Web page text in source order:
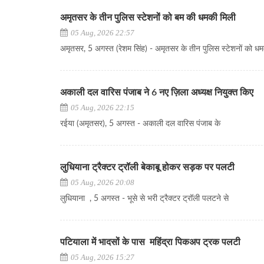
अमृतसर के तीन पुलिस स्टेशनों को बम की धमकी मिली
05 Aug, 2026 22:57
अमृतसर, 5 अगस्त (रेशम सिंह) - अमृतसर के तीन पुलिस स्टेशनों को
अकाली दल वारिस पंजाब ने 6 नए ज़िला अध्यक्ष नियुक्त किए
05 Aug, 2026 22:15
रईया (अमृतसर), 5 अगस्त - अकाली दल वारिस पंजाब के
लुधियाना ट्रैक्टर ट्रॉली बेकाबू होकर सड़क पर पलटी
05 Aug, 2026 20:08
लुधियाना , 5 अगस्त - भूसे से भरी ट्रैक्टर ट्रॉली पलटने से
पटियाला में भादसों के पास महिंद्रा पिकअप ट्रक पलटी
05 Aug, 2026 15:27